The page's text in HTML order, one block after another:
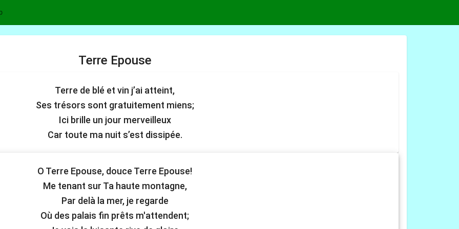
Terre Epouse
Terre de blé et vin j’ai atteint,
Ses trésors sont gratuitement miens;
Ici brille un jour merveilleux
Car toute ma nuit s’est dissipée.
O Terre Epouse, douce Terre Epouse!
Me tenant sur Ta haute montagne,
Par delà la mer, je regarde
Où des palais fin prêts m'attendent;